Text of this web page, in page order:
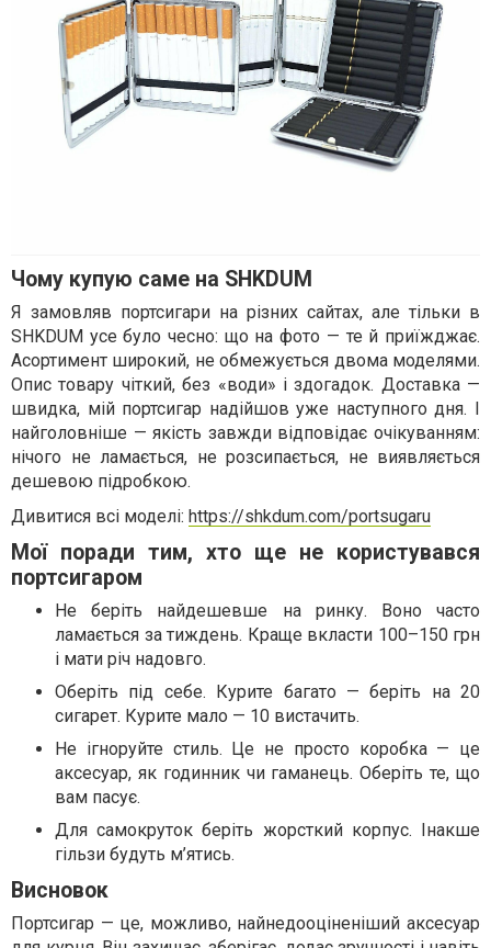
Чому купую саме на SHKDUM
Я замовляв портсигари на різних сайтах, але тільки в
SHKDUM усе було чесно: що на фото — те й приїжджає.
Асортимент широкий, не обмежується двома моделями.
Опис товару чіткий, без «води» і здогадок. Доставка —
швидка, мій портсигар надійшов уже наступного дня. І
найголовніше — якість завжди відповідає очікуванням:
нічого не ламається, не розсипається, не виявляється
дешевою підробкою.
Дивитися всі моделі: https://shkdum.com/portsugaru
Мої поради тим, хто ще не користувався
портсигаром
Не беріть найдешевше на ринку. Воно часто
ламається за тиждень. Краще вкласти 100–150 грн
і мати річ надовго.
Оберіть під себе. Курите багато — беріть на 20
сигарет. Курите мало — 10 вистачить.
Не ігноруйте стиль. Це не просто коробка — це
аксесуар, як годинник чи гаманець. Оберіть те, що
вам пасує.
Для самокруток беріть жорсткий корпус. Інакше
гільзи будуть м’ятись.
Висновок
Портсигар — це, можливо, найнедооціненіший аксесуар